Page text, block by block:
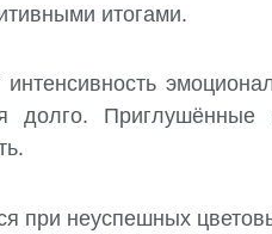
итогами.
долго.
при неуспешных